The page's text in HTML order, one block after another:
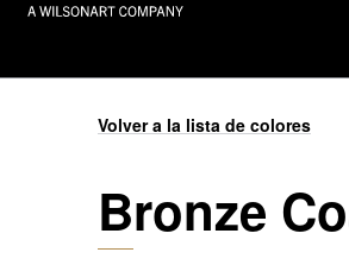
Volver a la lista de colores
Bronze